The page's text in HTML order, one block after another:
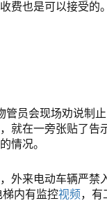
费也是可以接受的。
管员会现场劝说制
就在一旁张贴了告
情况。
外来电动车辆严禁
内有监控视频，有